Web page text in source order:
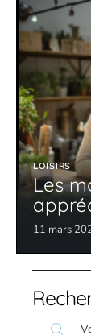
LOISIRS
Les
11 mars